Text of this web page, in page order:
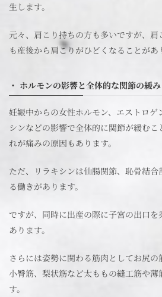
生します。
元々、肩こり持ちの方も多いですが、
も産後から肩こりがひどくなることがあ
・ ホルモンの影響と全体的な関節の緩み
妊娠中からの女性ホルモン、エストロゲ
シンなどの影響で全体的に関節が緩むこ
れが痛みの原因もあります。
ただ、リラキシンは仙腸関節、恥骨結
る働きがあります。
ですが、同時に出産の際に子宮の出口を
あります。
さらには姿勢に関わる筋肉としてお尻の
小臀筋、梨状筋など太ももの縫工筋や薄
す。